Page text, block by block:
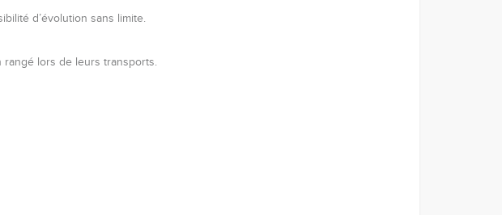
d’évolution sans limite.
lors de leurs transports.